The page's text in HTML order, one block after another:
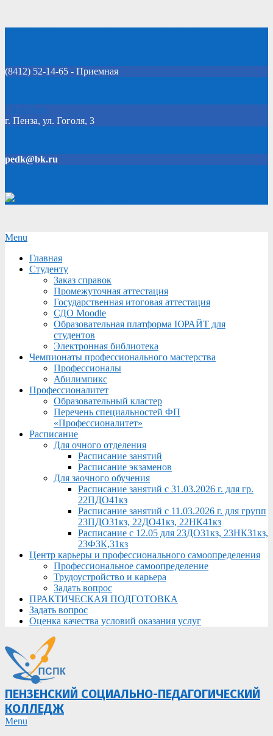
(8412) 52-14-65 - Приемная
Click Here
г. Пенза, ул. Гоголя, 3
pedk@bk.ru
Secondary
Menu
Menu
Главная
Студенту
Заказ справок
Промежуточная аттестация
Государственная итоговая аттестация
СДО Moodle
Образовательная платформа ЮРАЙТ для
студентов
Электронная библиотека
Чемпионаты профессионального мастерства
Профессионалы
Абилимпикс
Профессионалитет
Образовательный кластер
Перечень специальностей ФП
«Профессионалитет»
Расписание
Для очного отделения
Расписание занятий
Расписание экзаменов
Для заочного обучения
Расписание занятий с 31.03.2026 г. для гр.
22ПДО41кз
Расписание занятий с 11.03.2026 г. для групп
23ПДО31кз, 22ДО41кз, 22НК41кз
Расписание с 12.05 для 23ДО31кз, 23НК31кз,
23ФЗК,31кз
Центр карьеры и профессионального самоопределения
Профессиональное самоопределение
Трудоустройство и карьера
Задать вопрос
ПРАКТИЧЕСКАЯ ПОДГОТОВКА
Задать вопрос
Оценка качества условий оказания услуг
ПЕНЗЕНСКИЙ СОЦИАЛЬНО-ПЕДАГОГИЧЕСКИЙ
КОЛЛЕДЖ
Primary
Menu